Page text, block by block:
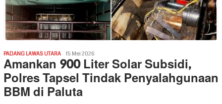
PADANG LAWAS UTARA 15 Mei 2026
Amankan 900 Liter Solar Subsidi,
Polres Tapsel Tindak Penyalahgunaan
BBM di Paluta